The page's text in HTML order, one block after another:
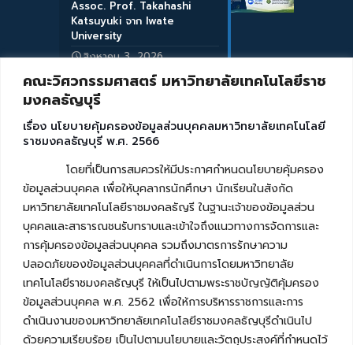
คณะวิศวกรรมศาสตร์ มหาวิทยาลัยเทคโนโลยีราช
มงคลธัญบุรี
เรื่อง นโยบายคุ้มครองข้อมูลส่วนบุคคลมหาวิทยาลัยเทคโนโลยี
ราชมงคลธัญบุรี พ.ศ. 2566
โดยที่เป็นการสมควรให้มีประกาศกำหนดนโยบายคุ้มครอง
ข้อมูลส่วนบุคคล เพื่อให้บุคลากรนักศึกษา นักเรียนในสังกัด
มหาวิทยาลัยเทคโนโลยีราชมงคลธัญรี ในฐานะเจ้าของข้อมูลส่วน
บุคคลและสาธารณชนรับทราบและเข้าใจถึงแนวทางการจัดการและ
การคุ้มครองข้อมูลส่วนบุคคล รวมถึงมาตรการรักษาความ
ปลอดภัยของข้อมูลส่วนบุคคลที่ดำเนินการโดยมหาวิทยาลัย
เทคโนโลยีราชมงคลธัญบุรี ให้เป็นไปตามพระราชบัญญัติคุ้มครอง
ข้อมูลส่วนบุคคล พ.ศ. 2562 เพื่อให้การบริหารราชการและการ
ดำเนินงานของมหาวิทยาลัยเทคโนโลยีราชมงคลธัญบุรีดำเนินไป
ด้วยความเรียบร้อย เป็นไปตามนโยบายและวัตถุประสงค์ที่กำหนดไว้
Assoc. Prof. Takahashi
Katsuyuki จาก Iwate
University
สิงหาคม 3, 2026